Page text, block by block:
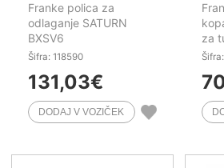
Franke polica za
odlaganje SATURN
BXSV6
Šifra: 118590
131,03€
za